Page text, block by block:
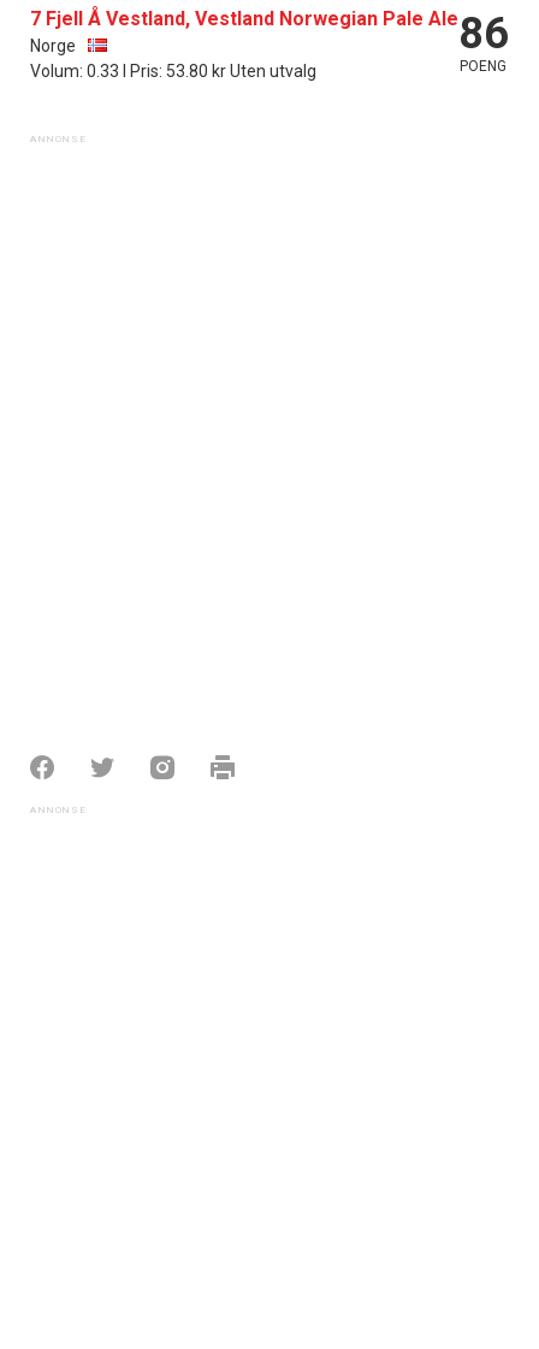
7 Fjell Å Vestland, Vestland Norwegian Pale Ale
Norge
Volum: 0.33 l Pris: 53.80 kr Uten utvalg
86
POENG